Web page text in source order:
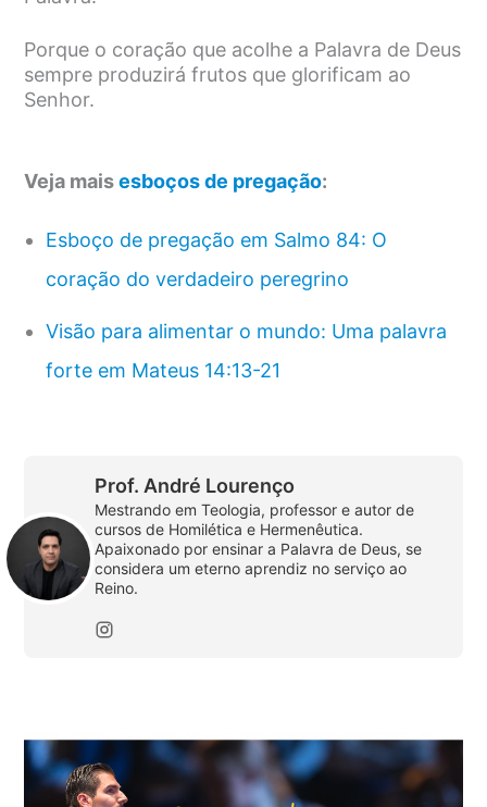
Porque o coração que acolhe a Palavra de Deus
sempre produzirá frutos que glorificam ao
Senhor.
Veja maisesboços de pregação:
Esboço de pregação em Salmo 84: O
coração do verdadeiro peregrino
Visão para alimentar o mundo: Uma palavra
forte em Mateus 14:13-21
Prof. André Lourenço
Mestrando em Teologia, professor e autor de
cursos de Homilética e Hermenêutica.
Apaixonado por ensinar a Palavra de Deus, se
considera um eterno aprendiz no serviço ao
Reino.